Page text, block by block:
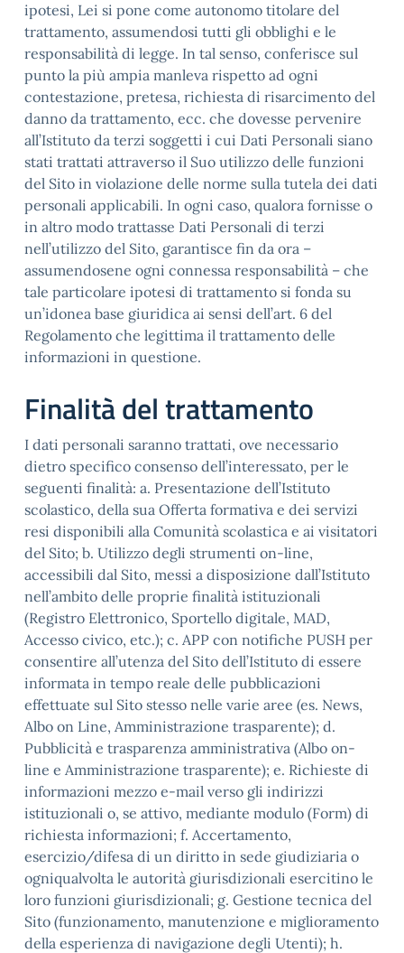
ipotesi, Lei si pone come autonomo titolare del
trattamento, assumendosi tutti gli obblighi e le
responsabilità di legge. In tal senso, conferisce sul
punto la più ampia manleva rispetto ad ogni
contestazione, pretesa, richiesta di risarcimento del
danno da trattamento, ecc. che dovesse pervenire
all’Istituto da terzi soggetti i cui Dati Personali siano
stati trattati attraverso il Suo utilizzo delle funzioni
del Sito in violazione delle norme sulla tutela dei dati
personali applicabili. In ogni caso, qualora fornisse o
in altro modo trattasse Dati Personali di terzi
nell’utilizzo del Sito, garantisce fin da ora –
assumendosene ogni connessa responsabilità – che
tale particolare ipotesi di trattamento si fonda su
un’idonea base giuridica ai sensi dell’art. 6 del
Regolamento che legittima il trattamento delle
informazioni in questione.
Finalità del trattamento
I dati personali saranno trattati, ove necessario
dietro specifico consenso dell’interessato, per le
seguenti finalità: a. Presentazione dell’Istituto
scolastico, della sua Offerta formativa e dei servizi
resi disponibili alla Comunità scolastica e ai visitatori
del Sito; b. Utilizzo degli strumenti on-line,
accessibili dal Sito, messi a disposizione dall’Istituto
nell’ambito delle proprie finalità istituzionali
(Registro Elettronico, Sportello digitale, MAD,
Accesso civico, etc.); c. APP con notifiche PUSH per
consentire all’utenza del Sito dell’Istituto di essere
informata in tempo reale delle pubblicazioni
effettuate sul Sito stesso nelle varie aree (es. News,
Albo on Line, Amministrazione trasparente); d.
Pubblicità e trasparenza amministrativa (Albo on-
line e Amministrazione trasparente); e. Richieste di
informazioni mezzo e-mail verso gli indirizzi
istituzionali o, se attivo, mediante modulo (Form) di
richiesta informazioni; f. Accertamento,
esercizio/difesa di un diritto in sede giudiziaria o
ogniqualvolta le autorità giurisdizionali esercitino le
loro funzioni giurisdizionali; g. Gestione tecnica del
Sito (funzionamento, manutenzione e miglioramento
della esperienza di navigazione degli Utenti); h.